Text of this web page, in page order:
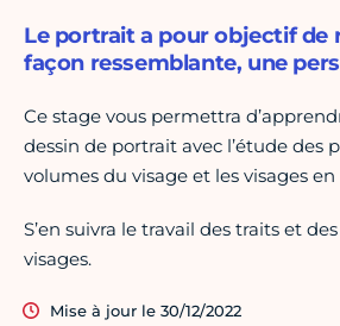
Le portrait a pour objectif de
façon ressemblante, une
Ce stage vous permettra
dessin de portrait avec l’étude des
volumes du visage et les visages
S’en suivra le travail des traits et
visages.
Mise à jour le 30/12/2022